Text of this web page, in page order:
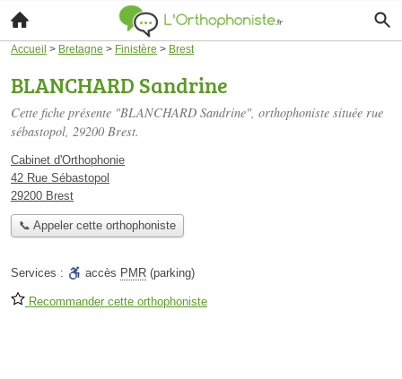
Accueil > Bretagne > Finistère > Brest
BLANCHARD Sandrine
Cette fiche présente "BLANCHARD Sandrine", orthophoniste située rue
sébastopol, 29200 Brest.
Cabinet d'Orthophonie
42 Rue Sébastopol
29200 Brest
📞 Appeler cette orthophoniste
Services : accès PMR (parking)
Recommander cette orthophoniste